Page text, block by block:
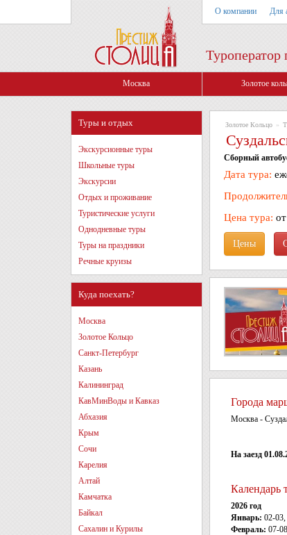
О компании Для
Москва Золотое
Туры и отдых
Экскурсионные туры
Школьные туры
Экскурсии
Отдых и проживание
Туристические услуги
Однодневные туры
Туры на праздники
Речные круизы
Куда поехать?
Москва
Золотое Кольцо
Санкт-Петербург
Казань
Калининград
КавМинВоды и Кавказ
Абхазия
Крым
Сочи
Карелия
Алтай
Камчатка
Байкал
Сахалин и Курилы
Золотое Кольцо »
Сборный
Дата тура:
Цена тура:
Цены
Города
Москва -
На заезд
Календарь
2026 год
Январь: 02-
Февраль: 07-